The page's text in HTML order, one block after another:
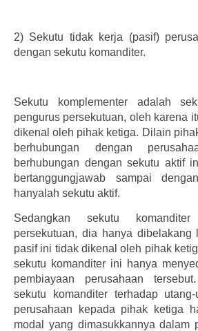
2) Sekutu tidak kerja (pasif)
dengan sekutu komanditer.
Sekutu komplementer adalah
pengurus persekutuan, oleh karena
dikenal oleh pihak ketiga. Dilain
berhubungan dengan
berhubungan dengan sekutu aktif
bertanggungjawab sampai
hanyalah sekutu aktif.
Sedangkan sekutu
persekutuan, dia hanya dibelakang
pasif ini tidak dikenal oleh pihak
sekutu komanditer ini hanya
pembiayaan perusahaan
sekutu komanditer terhadap
perusahaan kepada pihak ketiga
modal yang dimasukkannya dalam